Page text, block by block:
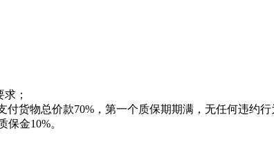
；
货物总价款70%，第一个质保期期满，无任何违约行
金10%。